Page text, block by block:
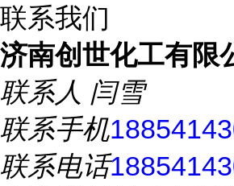
联系我们
济南创世化工有限
联系人 闫雪
联系手机
联系电话